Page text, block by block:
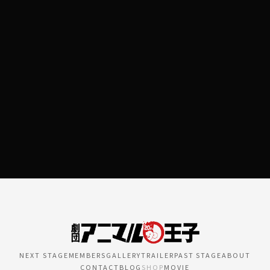
NEXT STAGEMEMBERSGALLERYTRAILERPAST STAGEABOUT
CONTACTBLOG SHOPMOVIE